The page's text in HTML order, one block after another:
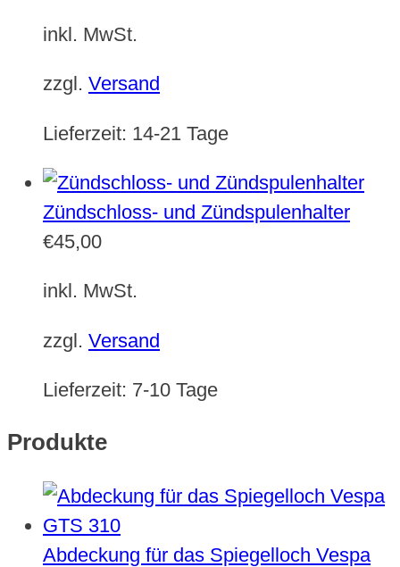
inkl. MwSt.
zzgl. Versand
Lieferzeit: 14-21 Tage
Zündschloss- und Zündspulenhalter
€45,00
inkl. MwSt.
zzgl. Versand
Lieferzeit: 7-10 Tage
Produkte
Abdeckung für das Spiegelloch Vespa